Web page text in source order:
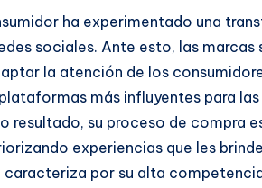
ha experimentado una
sociales. Ante esto, las
la atención de los
más influyentes para
resultado, su proceso de compra
experiencias que les
caracteriza por su alta